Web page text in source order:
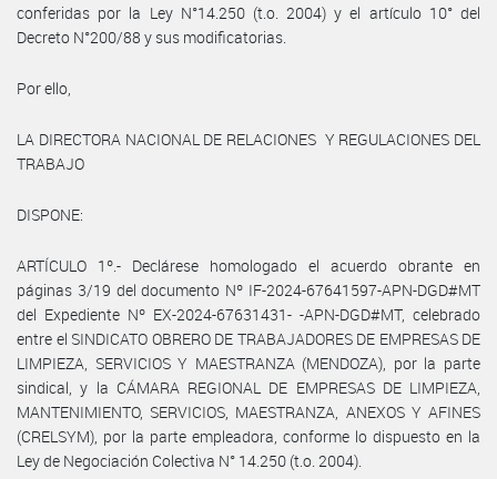
conferidas por la Ley N°14.250 (t.o. 2004) y el artículo 10° del
Decreto N°200/88 y sus modificatorias.
Por ello,
LA DIRECTORA NACIONAL DE RELACIONES Y REGULACIONES DEL
TRABAJO
DISPONE:
ARTÍCULO 1º.- Declárese homologado el acuerdo obrante en
páginas 3/19 del documento Nº IF-2024-67641597-APN-DGD#MT
del Expediente Nº EX-2024-67631431- -APN-DGD#MT, celebrado
entre el SINDICATO OBRERO DE TRABAJADORES DE EMPRESAS DE
LIMPIEZA, SERVICIOS Y MAESTRANZA (MENDOZA), por la parte
sindical, y la CÁMARA REGIONAL DE EMPRESAS DE LIMPIEZA,
MANTENIMIENTO, SERVICIOS, MAESTRANZA, ANEXOS Y AFINES
(CRELSYM), por la parte empleadora, conforme lo dispuesto en la
Ley de Negociación Colectiva N° 14.250 (t.o. 2004).